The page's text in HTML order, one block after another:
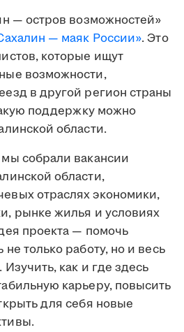
— остров возможностей»
— маяк России». Это
которые ищут
возможности,
в другой регион страны
поддержку можно
области.
собрали вакансии
области,
отраслях экономики,
рынке жилья и условиях
проекта — помочь
только работу, но и весь
как и где здесь
карьеру, повысить
для себя новые